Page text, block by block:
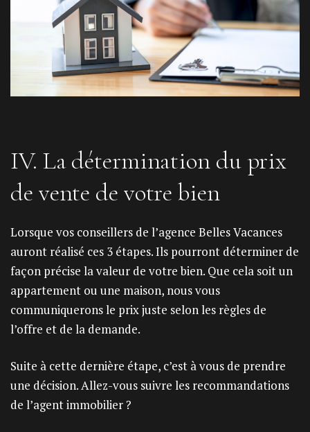
IV. La détermination du prix
de vente de votre bien
Lorsque vos conseillers de l’agence Belles Vacances
auront réalisé ces 3 étapes. Ils pourront déterminer de
façon précise la valeur de votre bien. Que cela soit un
appartement ou une maison, nous vous
communiquerons le prix juste selon les règles de
l’offre et de la demande.
Suite à cette dernière étape, c’est à vous de prendre
une décision. Allez-vous suivre les recommandations
de l’agent immobilier ?